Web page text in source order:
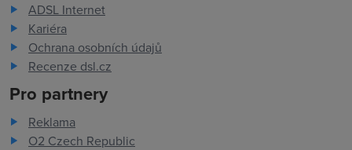
ADSL Internet
Kariéra
Ochrana osobních údajů
Recenze dsl.cz
Pro partnery
Reklama
O2 Czech Republic